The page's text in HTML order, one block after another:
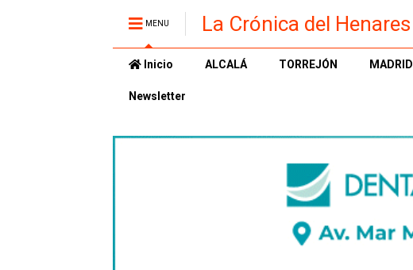
MENU La Crónica del Henares
Inicio ALCALÁ TORREJÓN MADRID
Newsletter